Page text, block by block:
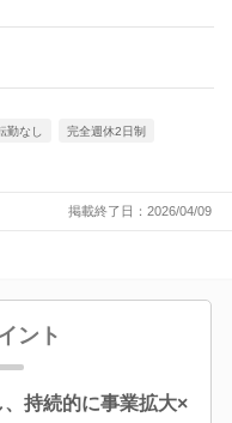
勤なし 完全週休2日制
掲載終了日：2026/04/09
ント
持続的に事業拡大×